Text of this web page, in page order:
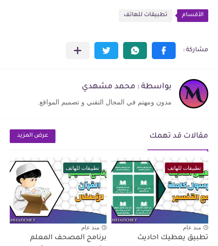
الأقسام تطبيقات للهاتف
بواسطة : محمد مشهدي
مدون ومهتم في المجال التقني و تصميم المواقع.
مقالات قد تهمك عرض المزيد
تطبيقات للهاتف
منذ عام
تطبيق يعطيك احاديث
تطبيقات للهاتف
منذ عام
برنامج المصحف المعلم